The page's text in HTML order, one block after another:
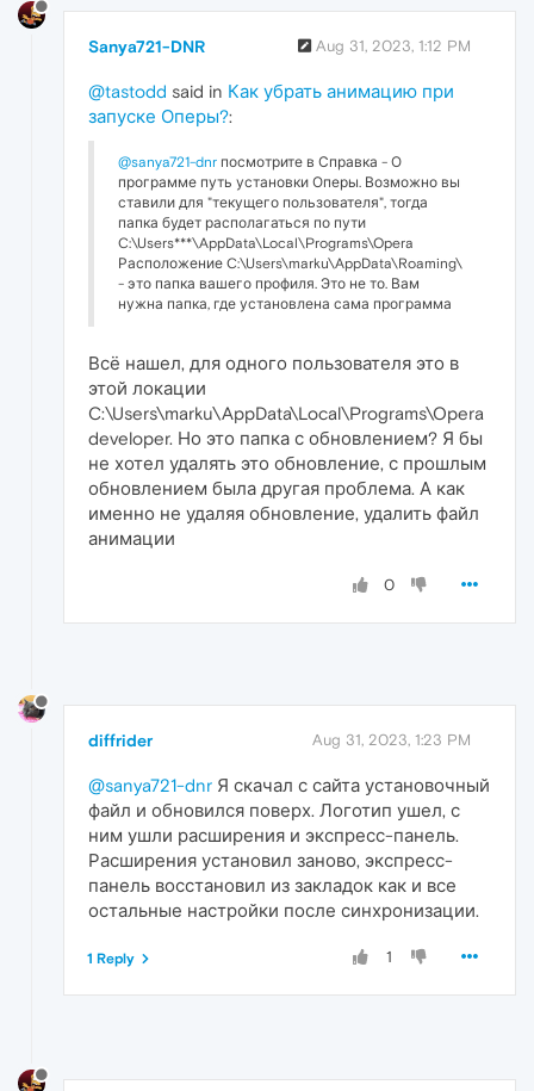
Sanya721-DNR Aug 31, 2023, 1:12 PM
@tastodd said in Как убрать анимацию при
запуске Оперы?:
@sanya721-dnr посмотрите в Справка - О
программе путь установки Оперы. Возможно вы
ставили для "текущего пользователя", тогда
папка будет располагаться по пути
C:\Users***\AppData\Local\Programs\Opera
Расположение C:\Users\marku\AppData\Roaming\
- это папка вашего профиля. Это не то. Вам
нужна папка, где установлена сама программа
Всё нашел, для одного пользователя это в
этой локации
C:\Users\marku\AppData\Local\Programs\Opera
developer. Но это папка с обновлением? Я бы
не хотел удалять это обновление, с прошлым
обновлением была другая проблема. А как
именно не удаляя обновление, удалить файл
анимации
0
diffrider Aug 31, 2023, 1:23 PM
@sanya721-dnr Я скачал с сайта установочный
файл и обновился поверх. Логотип ушел, с
ним ушли расширения и экспресс-панель.
Расширения установил заново, экспресс-
панель восстановил из закладок как и все
остальные настройки после синхронизации.
1
1 Reply